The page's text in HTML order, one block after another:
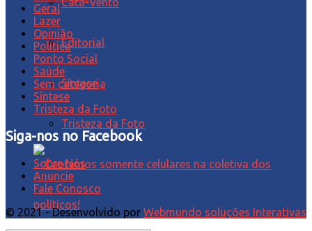
Editorial
Síntese
Tristeza da Foto
Geral
Lazer
Opinião
Política
Ponto Social
Saúde
Sem categoria
Síntese
Tristeza da Foto
Siga-nos no Facebook
Sobre Nós
Anuncie
Fale Conosco
© 2021 - Desenvolvido por Webmundo soluções Interativas